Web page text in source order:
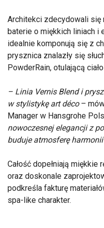
Architekci zdecydowali się
baterie o miękkich liniach i
idealnie komponują się z
prysznica znalazły się
PowderRain, otulającą
– Linia Vernis Blend i
w stylistykę art déco–
Manager w Hansgrohe
nowoczesnej elegancji z
buduje atmosferę
Całość dopełniają
oraz doskonale
podkreśla fakturę
spa-like charakter.